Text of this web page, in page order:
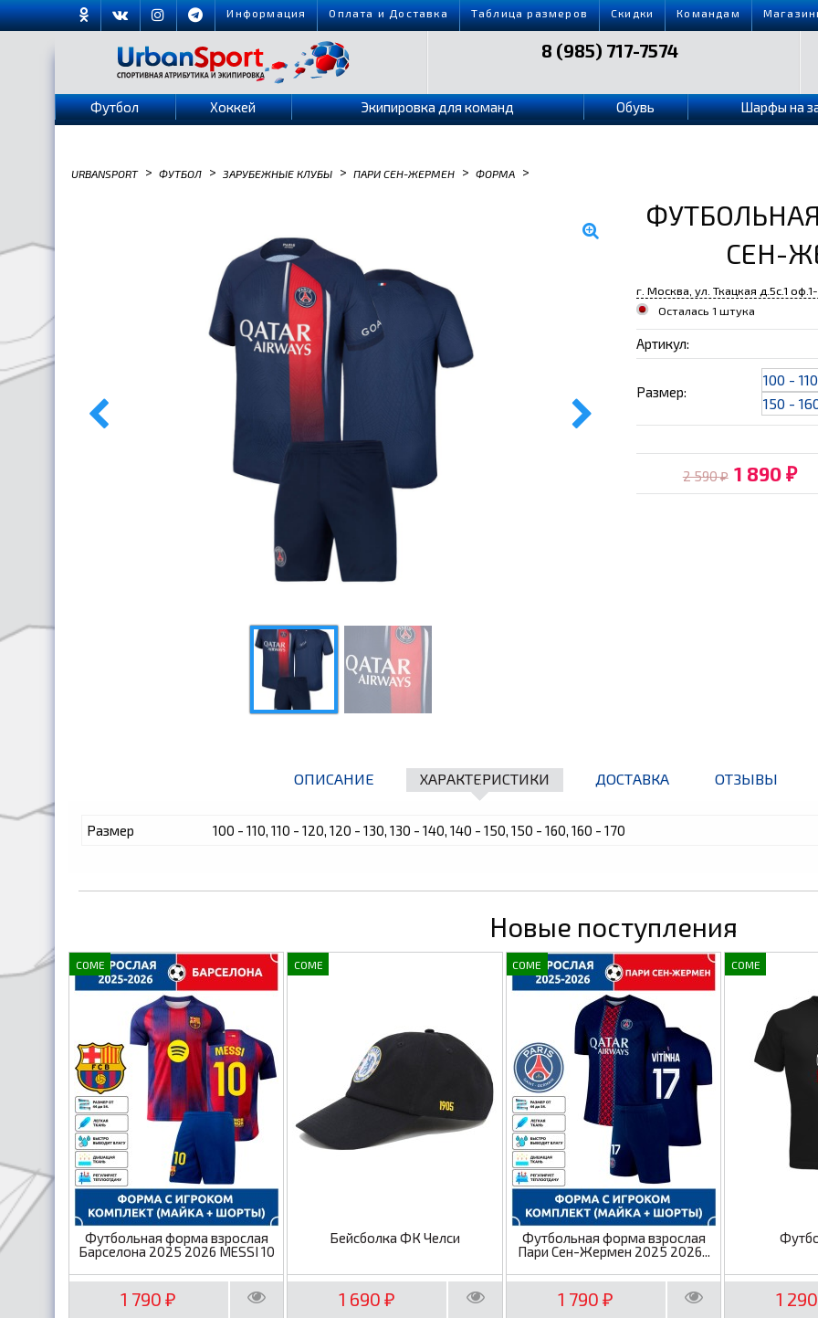
Информация Оплата и Доставка Таблица размеров Скидки Командам
8 (985) 717-7574
Футбол Хоккей Экипировка для команд Обувь Шарфы на
URBANSPORT > ФУТБОЛ > ЗАРУБЕЖНЫЕ КЛУБЫ > ПАРИ СЕН-ЖЕРМЕН > ФОРМА >
СЕН-
г. Москва, ул. Ткацкая д.5с.1
Осталась 1 штука
Артикул:
Размер:
100 - 110
150 -
2 590₽ 1 890 ₽
ОПИСАНИЕ ХАРАКТЕРИСТИКИ ДОСТАВКА ОТЗЫВЫ
Размер 100 - 110, 110 - 120, 120 - 130, 130 - 140, 140 - 150, 150 - 160, 160 - 170
Новые поступления
COME
Футбольная форма взрослая
Барселона 2025 2026 MESSI 10
1 790₽
COME
Бейсболка ФК Челси
1 690₽
COME
Футбольная форма взрослая
Пари Сен-Жермен 2025 2026...
1 790₽
COME
1